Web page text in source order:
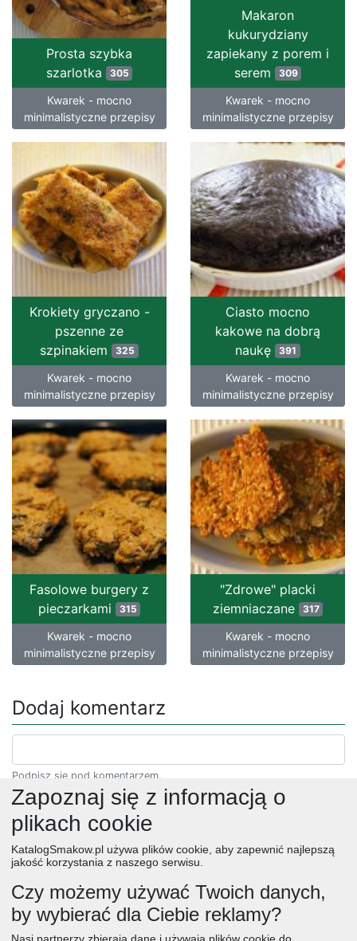
Makaron
kukurydziany
zapiekany z porem i
serem
309
Kwarek - mocno
minimalistyczne przepisy
Prosta szybka
szarlotka
305
Kwarek - mocno
minimalistyczne przepisy
Krokiety gryczano -
pszenne ze
szpinakiem 325
Kwarek - mocno
minimalistyczne przepisy
Ciasto mocno
kakowe na dobrą
naukę 391
Kwarek - mocno
minimalistyczne przepisy
Fasolowe burgery z
pieczarkami
315
Kwarek - mocno
minimalistyczne przepisy
"Zdrowe" placki
ziemniaczane
317
Kwarek - mocno
minimalistyczne przepisy
Dodaj komentarz
Podpisz się pod komentarzem.
desery
Zapoznaj się z informacją o
plikach cookie
KatalogSmakow.pl używa plików cookie, aby zapewnić najlepszą
jakość korzystania z naszego serwisu.
Czy możemy używać Twoich danych,
by wybierać dla Ciebie reklamy?